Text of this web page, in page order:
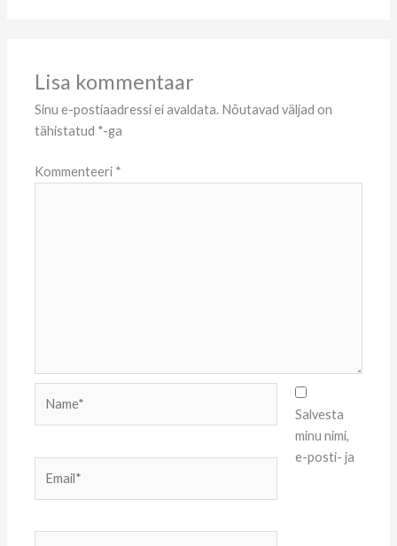
Lisa kommentaar
Sinu e-postiaadressi ei avaldata. Nõutavad väljad on
tähistatud *-ga
Kommenteeri *
Salvesta
minu nimi,
e-posti- ja